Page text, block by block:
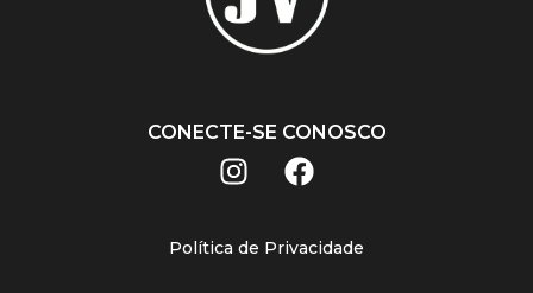
CONECTE-SE CONOSCO
Política de Privacidade